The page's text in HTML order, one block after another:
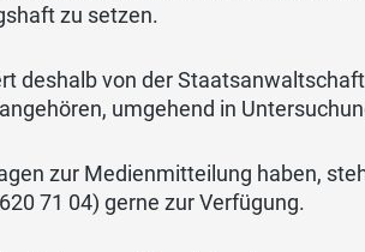
zu setzen.
deshalb von der
umgehend in
zur Medienmitteilung haben,
71 04) gerne zur Verfügung.